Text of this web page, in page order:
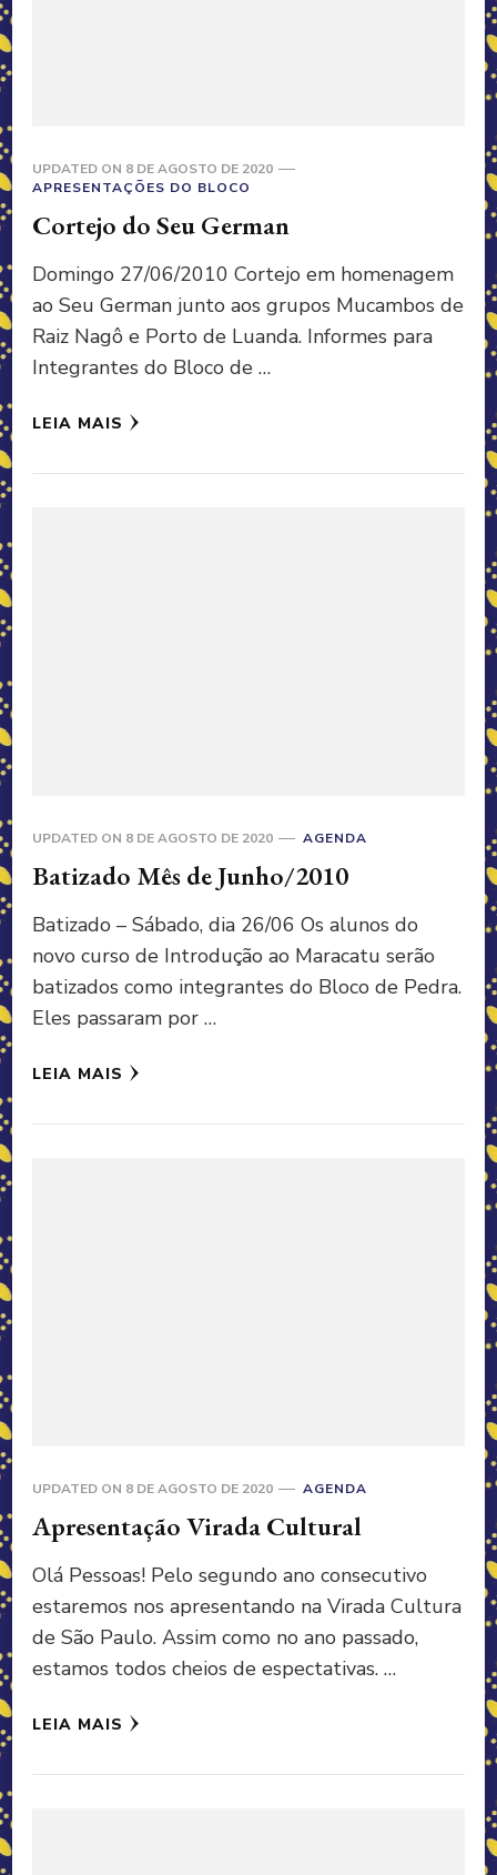
UPDATED ON 8 DE AGOSTO DE 2020
APRESENTAÇÕES DO BLOCO
Cortejo do Seu German
Domingo 27/06/2010 Cortejo em homenagem
ao Seu German junto aos grupos Mucambos de
Raiz Nagô e Porto de Luanda. Informes para
Integrantes do Bloco de …
LEIA MAIS
UPDATED ON 8 DE AGOSTO DE 2020 AGENDA
Batizado Mês de Junho/2010
Batizado – Sábado, dia 26/06 Os alunos do
novo curso de Introdução ao Maracatu serão
batizados como integrantes do Bloco de Pedra.
Eles passaram por …
LEIA MAIS
UPDATED ON 8 DE AGOSTO DE 2020 AGENDA
Apresentação Virada Cultural
Olá Pessoas! Pelo segundo ano consecutivo
estaremos nos apresentando na Virada Cultura
de São Paulo. Assim como no ano passado,
estamos todos cheios de espectativas. …
LEIA MAIS